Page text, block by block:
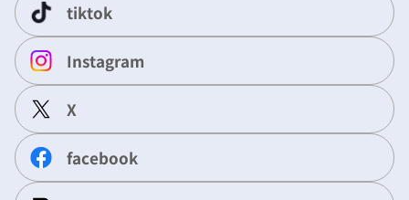
tiktok
Instagram
X
facebook